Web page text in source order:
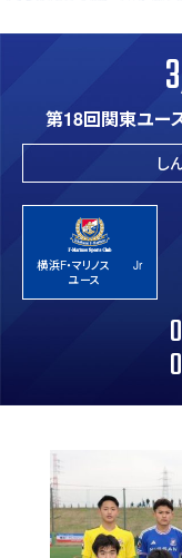
第18回関東ユー
し
横浜F・マリノス Jr
ユース
0
0